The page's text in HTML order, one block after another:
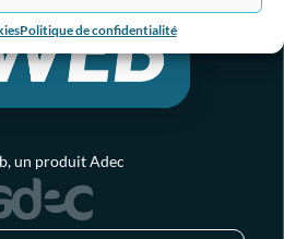
Politique de confidentialité
un produit Adec